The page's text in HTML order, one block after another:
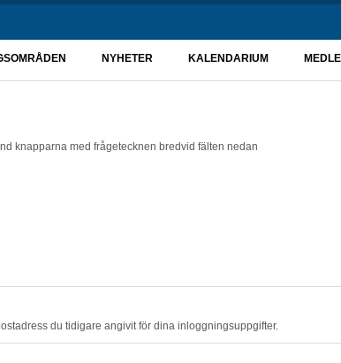
NYHETER KALENDARIUM
knapparna med frågetecknen bredvid fälten nedan
du tidigare angivit för dina inloggningsuppgifter.